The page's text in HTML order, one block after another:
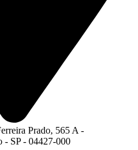
Prado, 565 A -
- SP - 04427-000